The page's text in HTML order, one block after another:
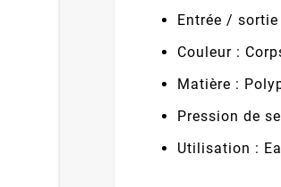
Entrée /
Couleur :
Matière :
Pression de
Utilisation :